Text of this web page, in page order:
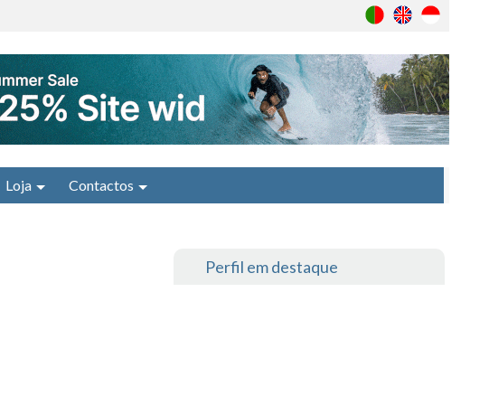
Loja Contactos
Perfil em destaque